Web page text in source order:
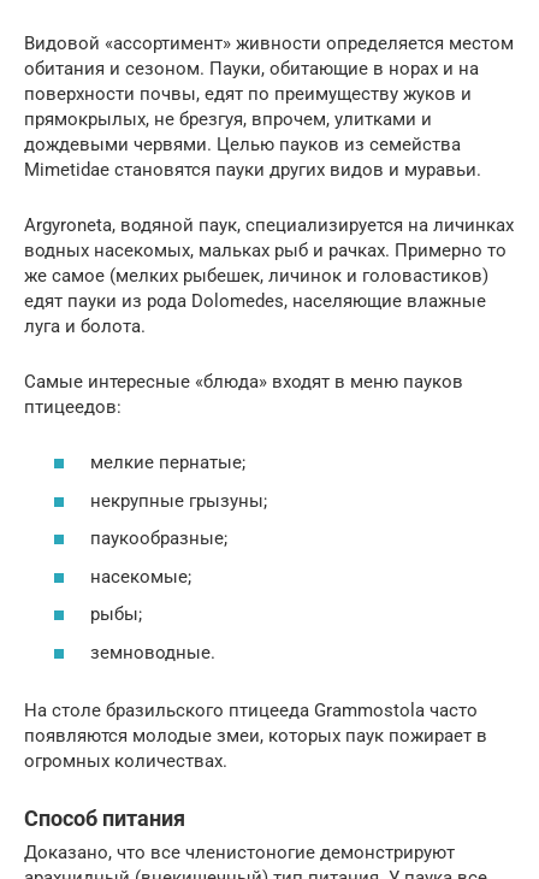
Видовой «ассортимент» живности определяется местом
обитания и сезоном. Пауки, обитающие в норах и на
поверхности почвы, едят по преимуществу жуков и
прямокрылых, не брезгуя, впрочем, улитками и
дождевыми червями. Целью пауков из семейства
Mimetidae становятся пауки других видов и муравьи.
Argyroneta, водяной паук, специализируется на личинках
водных насекомых, мальках рыб и рачках. Примерно то
же самое (мелких рыбешек, личинок и головастиков)
едят пауки из рода Dolomedes, населяющие влажные
луга и болота.
Самые интересные «блюда» входят в меню пауков
птицеедов:
мелкие пернатые;
некрупные грызуны;
паукообразные;
насекомые;
рыбы;
земноводные.
На столе бразильского птицееда Grammostola часто
появляются молодые змеи, которых паук пожирает в
огромных количествах.
Способ питания
Доказано, что все членистоногие демонстрируют